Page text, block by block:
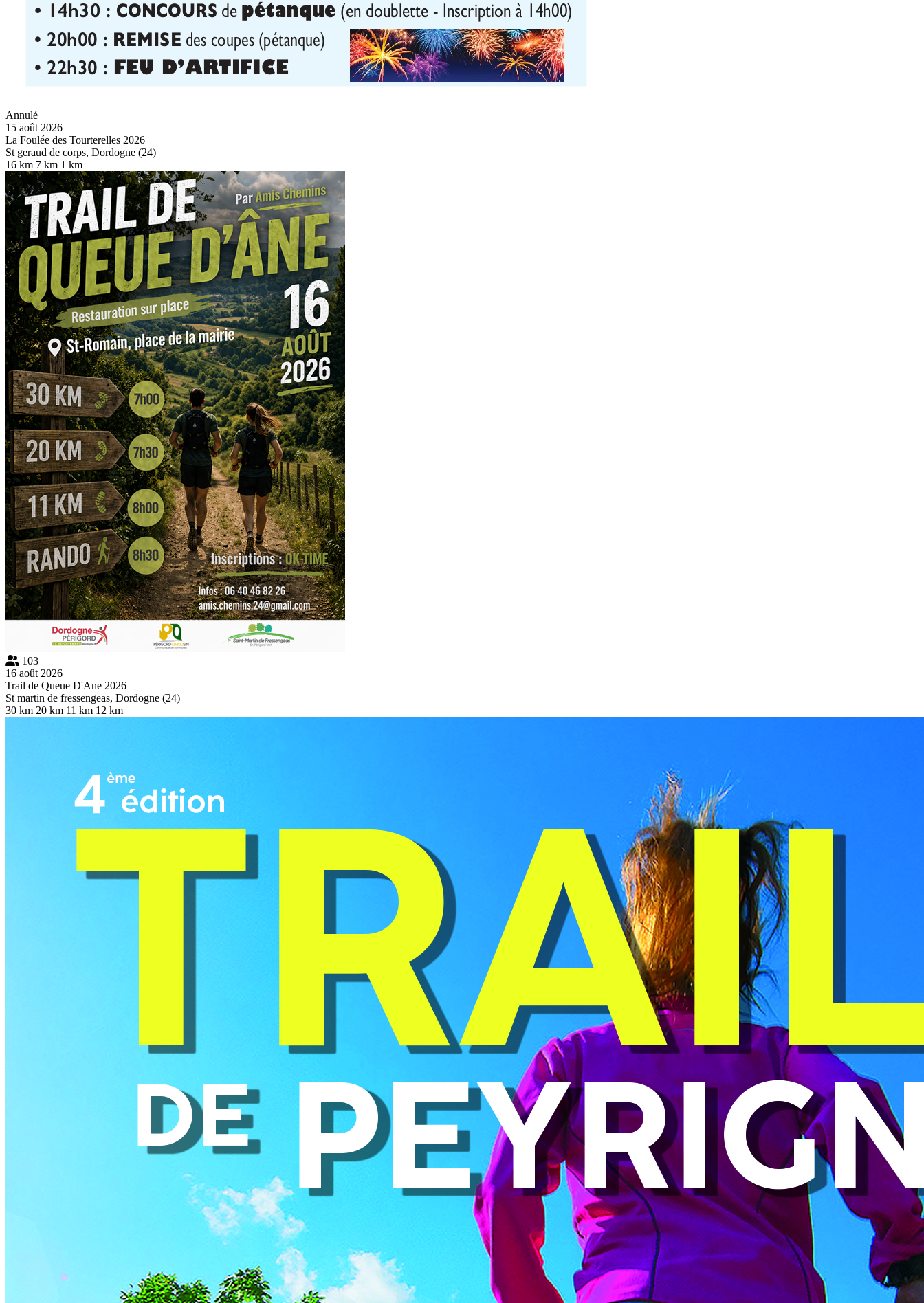
Annulé
15 août 2026
La Foulée des Tourterelles 2026
St geraud de corps, Dordogne (24)
16 km 7 km 1 km
103
16 août 2026
Trail de Queue D'Ane 2026
St martin de fressengeas, Dordogne (24)
30 km 20 km 11 km 12 km